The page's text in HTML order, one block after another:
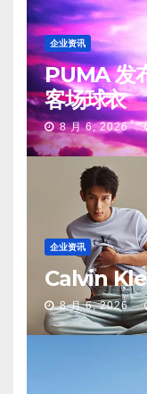
企业资讯
PUMA 发
客场球衣
8 月 6, 2026
企业资讯
Calvin
8 月 6, 2026